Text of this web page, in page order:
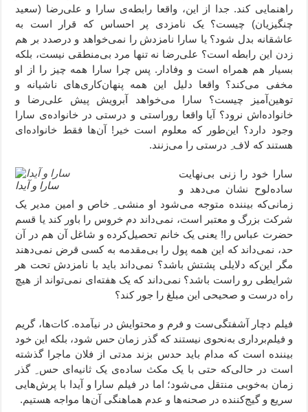
راهنمایی کند. جدا از این، واقعا رابطه‌ی سارا و علی‌رضا (سعید
چنگیزیان) چیست؟ یک نامزدی پر احساس که قرار است به
عاشقانه بدل شود؟ یا سارا نامزدش را نمی‌خواهد و درصدد بر هم
زدن این رابطه است؟ علی‌رضا نه تنها مرد بی‌منطقی نیست، بلکه
بسیار هم همراه است و وفادار. پس چرا سارا همه چیز را از او
مخفی می‌کند؟ واقعا دلیل این همه پنهان‌کاری‌های ناشیانه و
توهین‌آمیز چیست؟ سارا می‌خواهد آبرویش پیش علی‌رضا و
خانواده‌اش نرود؟ آیا واقعا روراستی و درستی در خانواده‌ی سارا
وجود دارد؟ این‌طور که معلوم است خیر! آن‌ها فقط خانواده‌ای
هستند که لاف ِ درستی را می‌زنند.
سارا و آیدا
سارا خود را زنی بی‌نهایت
ساده‌لوح نشان می‌دهد و
زمانی‌که بیننده متوجه می‌شود او منشی ِ خاص و امین مدیر یک
شرکت بزرگ و معتبر است، نمی‌داند دم خروس را باور کند یا قسم
حضرت عباس را! یعنی یک خانم تحصیل‌کرده و شاغل آن هم در آن
حد، نمی‌داند که این همه پول را بی‌مقدمه به کسی قرض نمی‌دهند
مگر این‌که دلایلی پشتش باشد؟ نمی‌داند باید با نامزدش تحت هر
شرایطی رو راست باشد؟ نمی‌داند که یک هفته‌ای نمی‌تواند از هیچ
راه درست و صحیحی این مبلغ را جور کند؟
فیلم دچار آشفتگی‌ست و فرم و محتوایش در نیآمده. کات‌ها، گریم
و فیلم‌برداری به‌نحوی نیستند که گذر زمان حس شود، بلکه این خود
بیننده است که مدام باید حدس بزند مدتی از فلان ماجرا گذشته
است در حالی‌که حتی با یک مکث ساده‌ی یک ثانیه‌ای حس ِ گذر
زمان به‌خوبی منتقل می‌شود؛ اما در فیلم سارا و آیدا با پرش‌‌هایی
سریع و گیج‌کننده در صحنه‌ها و عدم هماهنگی آن‌ها مواجه هستیم.